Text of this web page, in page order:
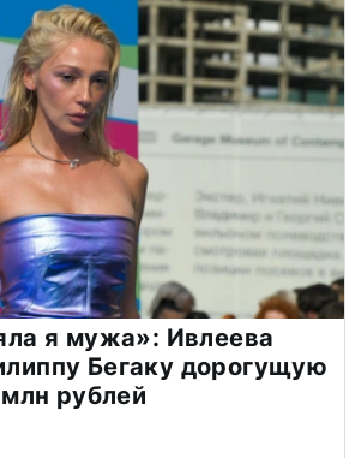
я мужа»: Ивлеева
Бегаку дорогущую
рублей